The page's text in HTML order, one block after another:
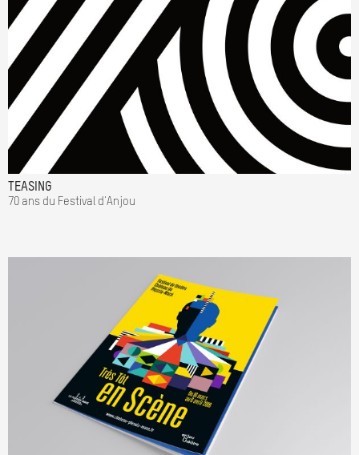
TEASING
70 ans du Festival d'Anjou